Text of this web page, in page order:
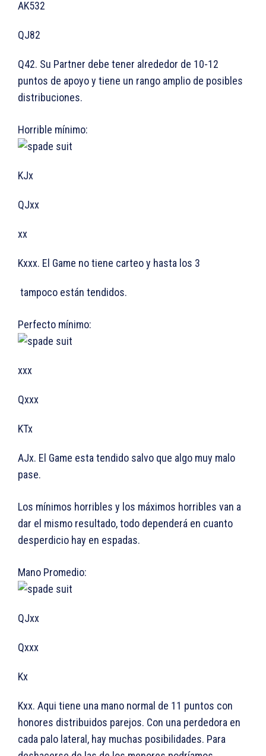
AK532
QJ82
Q42. Su Partner debe tener alrededor de 10-12
puntos de apoyo y tiene un rango amplio de posibles
distribuciones.
Horrible mínimo:
KJx
QJxx
xx
Kxxx. El Game no tiene carteo y hasta los 3
tampoco están tendidos.
Perfecto mínimo:
xxx
Qxxx
KTx
AJx. El Game esta tendido salvo que algo muy malo
pase.
Los mínimos horribles y los máximos horribles van a
dar el mismo resultado, todo dependerá en cuanto
desperdicio hay en espadas.
Mano Promedio:
QJxx
Qxxx
Kx
Kxx. Aqui tiene una mano normal de 11 puntos con
honores distribuidos parejos. Con una perdedora en
cada palo lateral, hay muchas posibilidades. Para